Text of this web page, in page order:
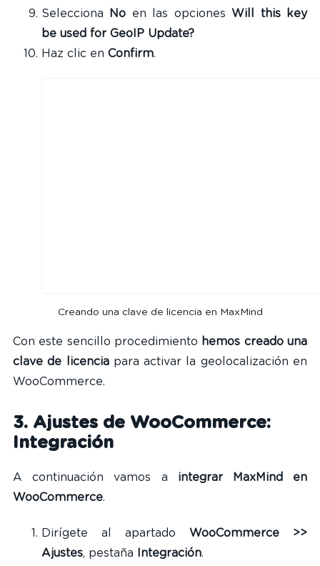
Selecciona
No en las opciones Will this key
be used for GeoIP Update?
Haz clic en Confirm.
Creando una clave de licencia en MaxMind
Con este sencillo procedimiento hemos creado una
clave de licenciapara activar la geolocalización en
WooCommerce.
3. Ajustes de WooCommerce:
Integración
A continuación vamos a integrar MaxMind en
WooCommerce.
Dirígete al apartado WooCommerce >>
Ajustes, pestaña Integración.